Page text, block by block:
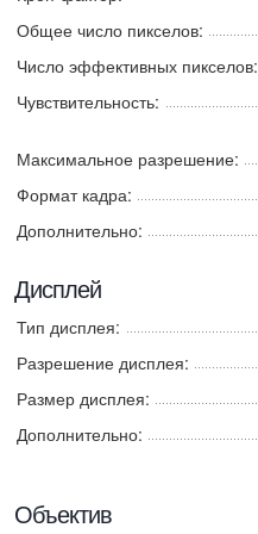
Общее число пикселов:
Число эффективных пикселов:
Чувствительность:
Максимальное разрешение:
Формат кадра:
Дополнительно:
Дисплей
Тип дисплея:
Разрешение дисплея:
Размер дисплея:
Дополнительно:
Объектив